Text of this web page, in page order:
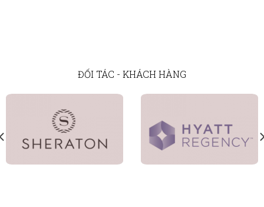
ĐỐI TÁC - KHÁCH HÀNG